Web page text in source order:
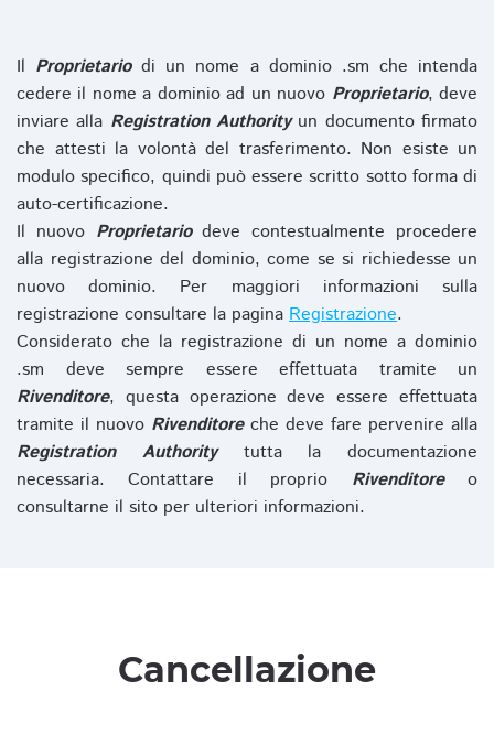
Il Proprietariodi un nome a dominio .sm che intenda
cedere il nome a dominio ad un nuovo Proprietario, deve
inviare alla Registration Authorityun documento firmato
che attesti la volontà del trasferimento. Non esiste un
modulo specifico, quindi può essere scritto sotto forma di
auto-certificazione.
Il nuovo Proprietariodeve contestualmente procedere
alla registrazione del dominio, come se si richiedesse un
nuovo dominio. Per maggiori informazioni sulla
registrazione consultare la pagina Registrazione.
Considerato che la registrazione di un nome a dominio
.sm deve sempre essere effettuata tramite un
Rivenditore, questa operazione deve essere effettuata
tramite il nuovo Rivenditoreche deve fare pervenire alla
Registration Authoritytutta la documentazione
necessaria. Contattare il proprio Rivenditoreo
consultarne il sito per ulteriori informazioni.
Cancellazione